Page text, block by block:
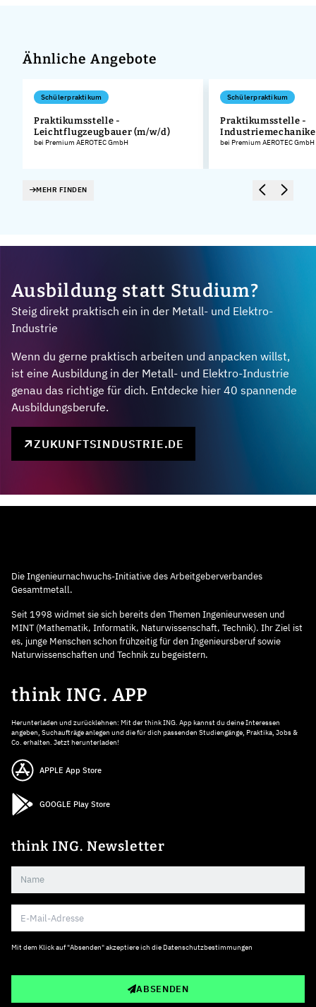
Ähnliche Angebote
Schülerpraktikum
Praktikumsstelle -
Leichtflugzeugbauer (m/w/d)
bei Premium AEROTEC GmbH
Schülerpraktikum
Praktikumsstelle -
bei Premium AEROTEC GmbH
MEHR FINDEN
Ausbildung statt Studium?
Steig direkt praktisch ein in der Metall- und Elektro-
Industrie
Wenn du gerne praktisch arbeiten und anpacken willst,
ist eine Ausbildung in der Metall- und Elektro-Industrie
genau das richtige für dich. Entdecke hier 40 spannende
Ausbildungsberufe.
ZUKUNFTSINDUSTRIE.DE
Die Ingenieurnachwuchs-Initiative des Arbeitgeberverbandes
Gesamtmetall.
Seit 1998 widmet sie sich bereits den Themen Ingenieurwesen und
MINT (Mathematik, Informatik, Naturwissenschaft, Technik). Ihr Ziel ist
es, junge Menschen schon frühzeitig für den Ingenieursberuf sowie
Naturwissenschaften und Technik zu begeistern.
think ING. APP
Herunterladen und zurücklehnen: Mit der think ING. App kannst du deine Interessen
angeben, Suchaufträge anlegen und die für dich passenden Studiengänge, Praktika, Jobs &
Co. erhalten. Jetzt herunterladen!
APPLE App Store
GOOGLE Play Store
think ING. Newsletter
Mit dem Klick auf "Absenden" akzeptiere ich die Datenschutzbestimmungen
ABSENDEN